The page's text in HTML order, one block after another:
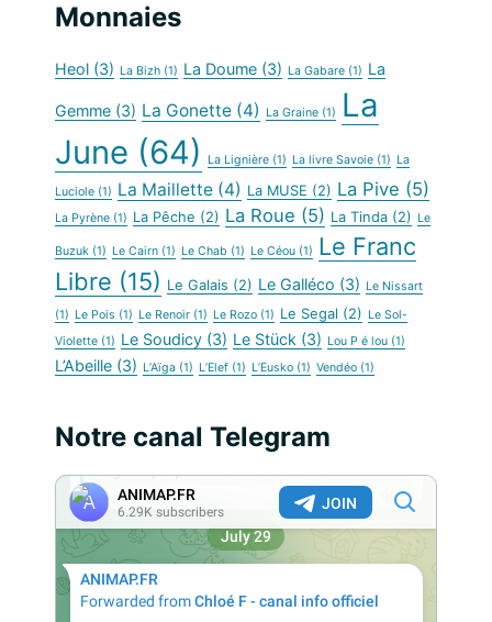
Monnaies
Heol (3) La Bizh (1) La Doume (3) La Gabare (1) La
Gemme (3) La Gonette (4) La Graine (1)
La
June (64) La Lignière (1) La livre Savoie (1) La
Luciole (1) La Maillette (4) La MUSE (2) La Pive (5)
La Pyrène (1) La Pêche (2) La Roue (5) La Tinda (2) Le
Buzuk (1) Le Cairn (1) Le Chab (1) Le Céou (1)
Le Franc
Libre (15) Le Galais (2) Le Galléco (3) Le Nissart
(1) Le Pois (1) Le Renoir (1) Le Rozo (1) Le Segal (2) Le Sol-
Violette (1) Le Soudicy (3) Le Stück (3) Lou P é lou (1)
L’Abeille (3) L’Aïga (1) L’Elef (1) L’Eusko (1) Vendéo (1)
Notre canal Telegram